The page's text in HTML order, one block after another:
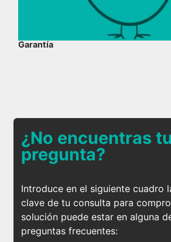
Garantía
¿No encuentras tu
pregunta?
Introduce en el siguiente cuadro
clave de tu consulta para
solución puede estar en alguna
preguntas frecuentes: